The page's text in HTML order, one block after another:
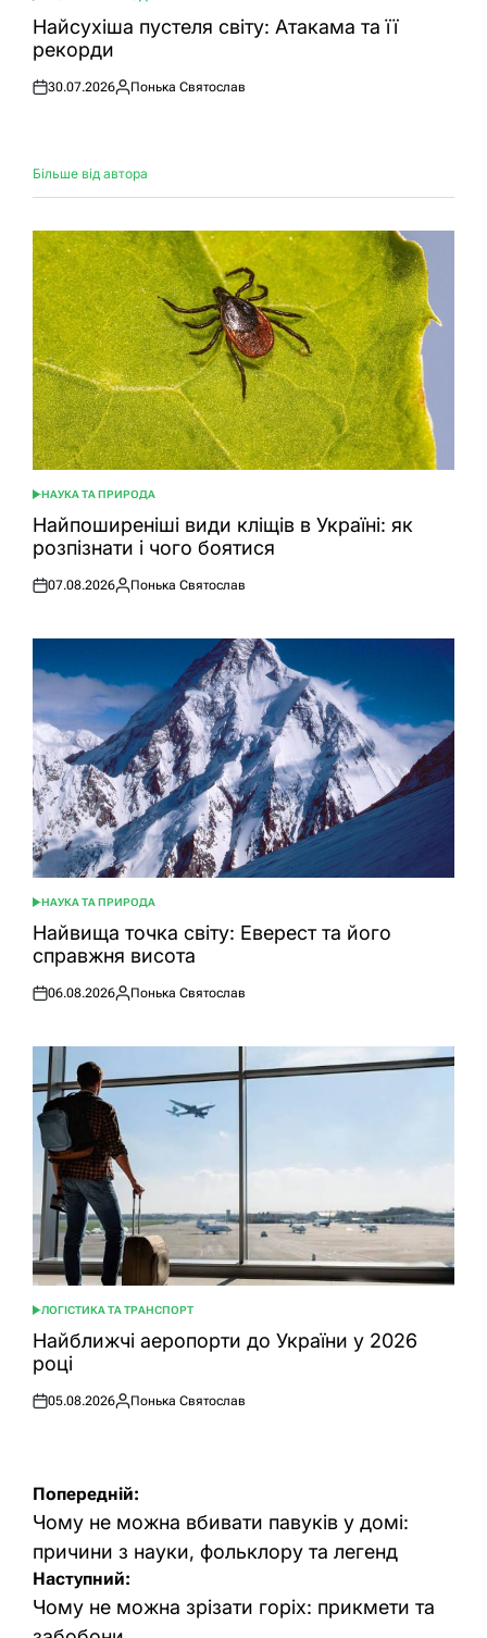
ОПУБЛІКУВАТИ
УНайсухіша пустеля світу: Атакама та її
рекорди
Оприлюднено
30.07.2026
Опубліковано
Понька Святослав
Більше від автора
ОПУБЛІКУВАТИ
У
НАУКА ТА ПРИРОДА
Найпоширеніші види кліщів в Україні: як
розпізнати і чого боятися
Оприлюднено
07.08.2026
Опубліковано
Понька Святослав
ОПУБЛІКУВАТИ
У
НАУКА ТА ПРИРОДА
Найвища точка світу: Еверест та його
справжня висота
Оприлюднено
06.08.2026
Опубліковано
Понька Святослав
ОПУБЛІКУВАТИ
У
ЛОГІСТИКА ТА ТРАНСПОРТ
Найближчі аеропорти до України у 2026
році
Оприлюднено
05.08.2026
Опубліковано
Понька Святослав
Навігація
записів
Попередній:
Чому не можна вбивати павуків у домі:
причини з науки, фольклору та легенд
Наступний:
Чому не можна зрізати горіх: прикмети та